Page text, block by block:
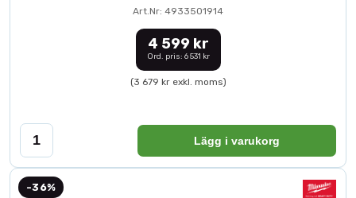
Art.Nr: 4933501914
4 599 kr
Ord. pris: 6 531 kr
(3 679 kr exkl. moms)
Lägg i varukorg
-36%